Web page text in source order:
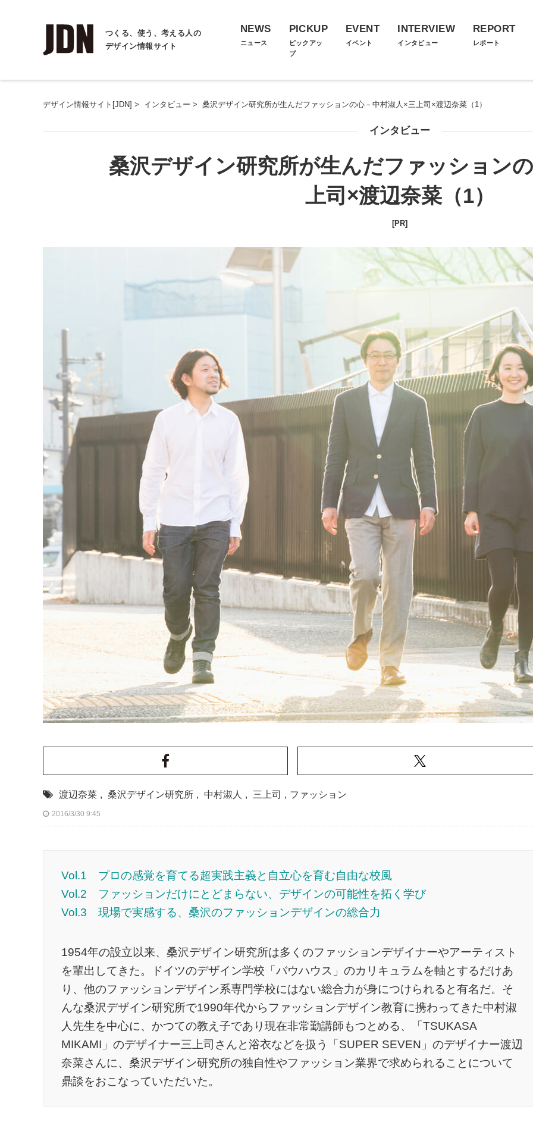
つくる、使う、考える人の
デザイン情報サイト
NEWS
ニュース
PICKUP
ピックアッ
プ
EVENT
イベント
INTERVIEW
インタビュー
REPORT
レポート
デザイン情報サイト[JDN] > インタビュー > 桑沢デザイン研究所が生んだファッションの心－中村淑人×三上司×渡辺奈菜（1）
インタビュー
桑沢デザイン研究所が生んだファッション
上司×渡辺奈菜（1）
[PR]
渡辺奈菜 , 桑沢デザイン研究所 , 中村淑人 , 三上司 , ファッション
2016/3/30 9:45
Vol.1 プロの感覚を育てる超実践主義と自立心を育む自由な校風
Vol.2 ファッションだけにとどまらない、デザインの可能性を拓く学び
Vol.3 現場で実感する、桑沢のファッションデザインの総合力
1954年の設立以来、桑沢デザイン研究所は多くのファッションデザイナーやアーティスト
を輩出してきた。ドイツのデザイン学校「バウハウス」のカリキュラムを軸とするだけあ
り、他のファッションデザイン系専門学校にはない総合力が身につけられると有名だ。そ
んな桑沢デザイン研究所で1990年代からファッションデザイン教育に携わってきた中村淑
人先生を中心に、かつての教え子であり現在非常勤講師もつとめる、「TSUKASA
MIKAMI」のデザイナー三上司さんと浴衣などを扱う「SUPER SEVEN」のデザイナー渡辺
奈菜さんに、桑沢デザイン研究所の独自性やファッション業界で求められることについて
鼎談をおこなっていただいた。